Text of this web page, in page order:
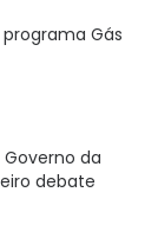
Gás
da
debate